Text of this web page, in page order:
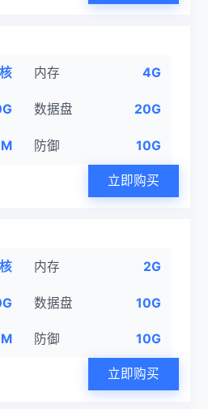
内存 4G
数据盘 20G
防御 10G
立即购买
内存 2G
数据盘 10G
防御 10G
立即购买